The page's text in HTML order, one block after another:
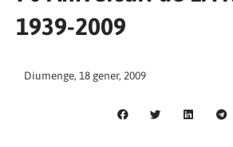
1939-2009
Diumenge, 18 gener, 2009